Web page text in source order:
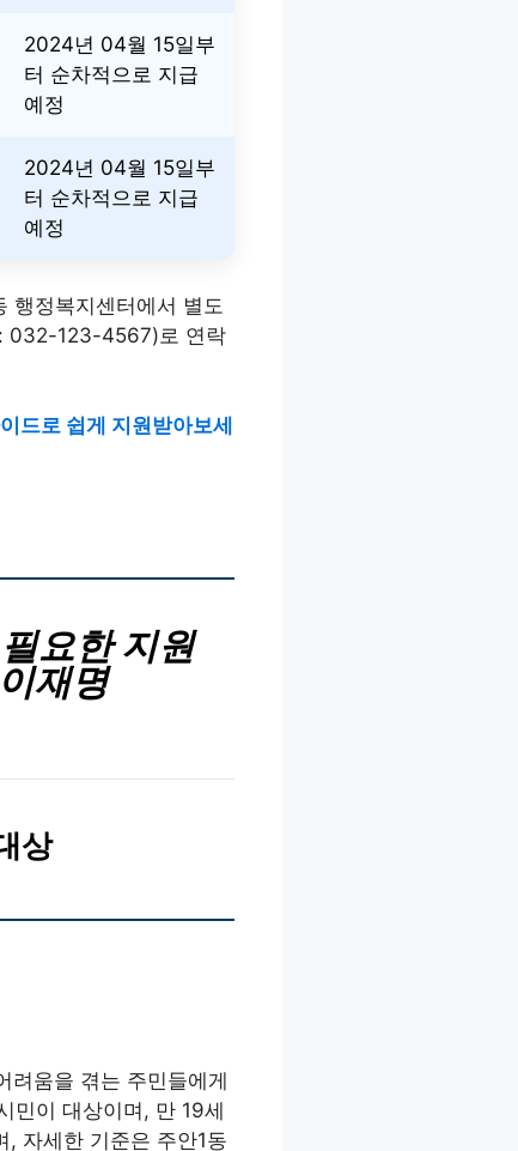
2024년 04월 15일부
터 순차적으로 지급
예정
2024년 04월 15일부
터 순차적으로 지급
예정
행정복지센터에서 별도
: 032-123-4567)로 연락
드로 쉽게 지원받아보세
요한 지원
재명
상
려움을 겪는 주민들에게
민이 대상이며, 만 19세
자세한 기준은 주안1동